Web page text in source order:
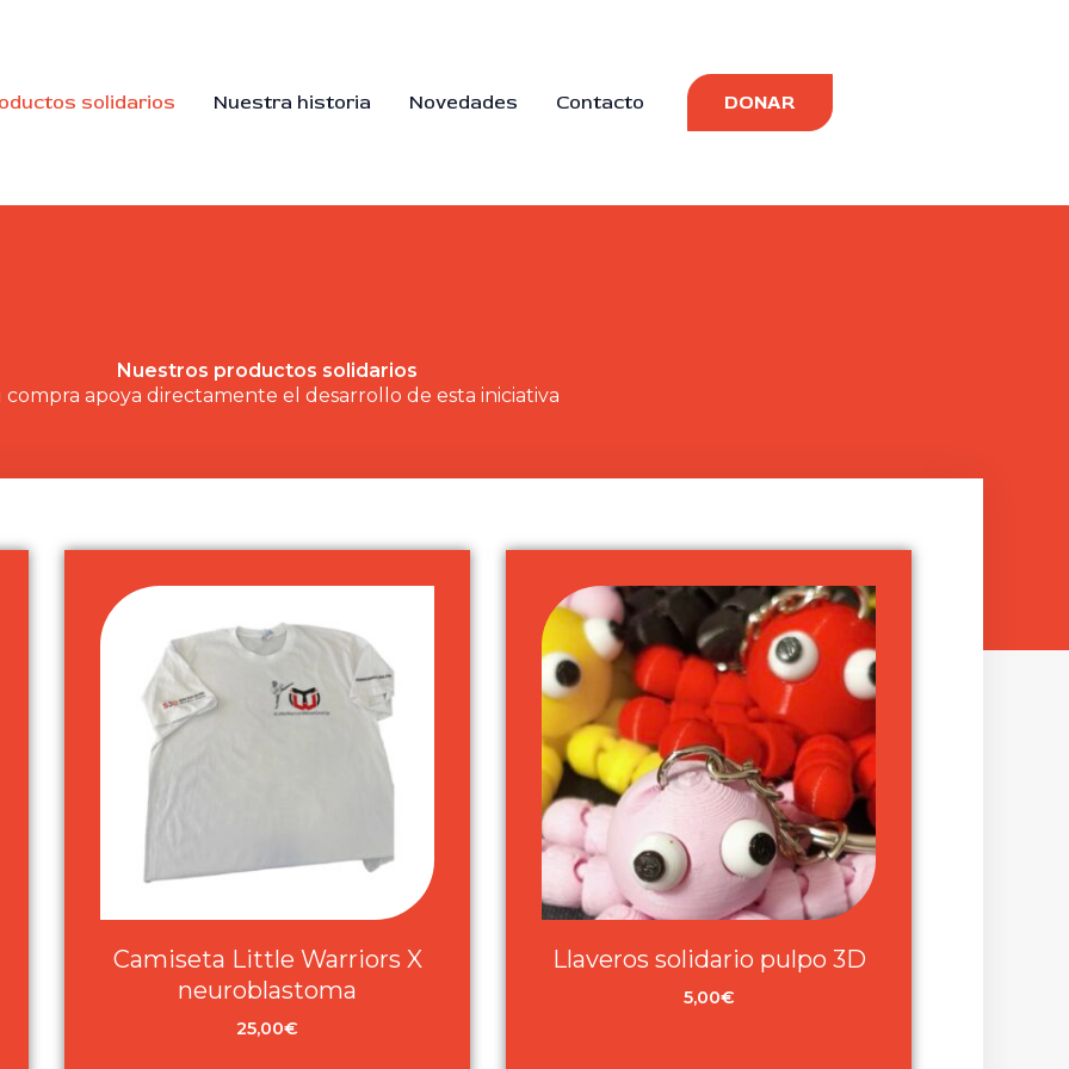
solidarios Nuestra historia Novedades Contacto DONAR
Nuestros productos solidarios
compra apoya directamente el desarrollo de esta iniciativa
Camiseta Little Warriors X
neuroblastoma
25,00€
Llaveros solidario pulpo 3D
5,00€